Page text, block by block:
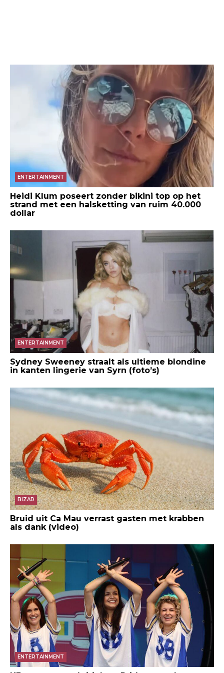
ENTERTAINMENT
Heidi Klum poseert zonder bikini top op het
strand met een halsketting van ruim 40.000
dollar
ENTERTAINMENT
Sydney Sweeney straalt als ultieme blondine
in kanten lingerie van Syrn (foto’s)
BIZAR
Bruid uit Ca Mau verrast gasten met krabben
als dank (video)
ENTERTAINMENT